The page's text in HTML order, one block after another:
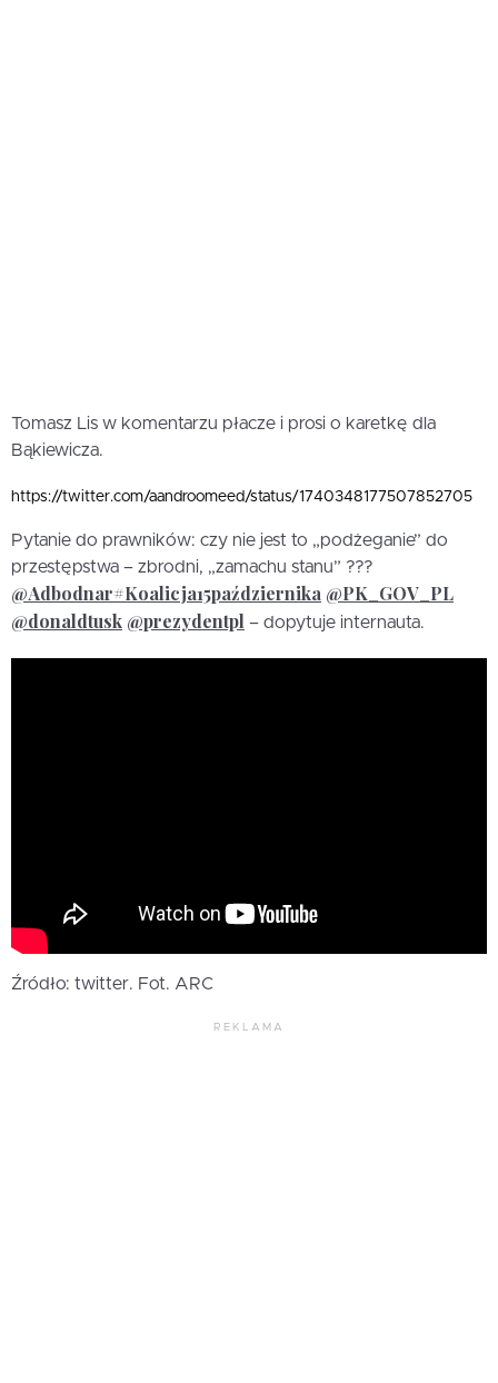
Tomasz Lis w komentarzu płacze i prosi o karetkę dla
Bąkiewicza.
https://twitter.com/aandroomeed/status/1740348177507852705
Pytanie do prawników: czy nie jest to „podżeganie” do
przestępstwa – zbrodni, „zamachu stanu” ???
@Adbodnar#Koalicja15października @PK_GOV_PL
@donaldtusk @prezydentpl – dopytuje internauta.
Źródło: twitter. Fot. ARC
REKLAMA